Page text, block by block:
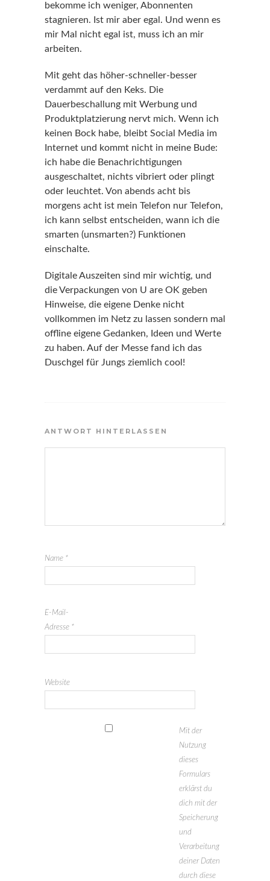
bekomme ich weniger, Abonnenten
stagnieren. Ist mir aber egal. Und wenn es
mir Mal nicht egal ist, muss ich an mir
arbeiten.
Mit geht das höher-schneller-besser
verdammt auf den Keks. Die
Dauerbeschallung mit Werbung und
Produktplatzierung nervt mich. Wenn ich
keinen Bock habe, bleibt Social Media im
Internet und kommt nicht in meine Bude:
ich habe die Benachrichtigungen
ausgeschaltet, nichts vibriert oder plingt
oder leuchtet. Von abends acht bis
morgens acht ist mein Telefon nur Telefon,
ich kann selbst entscheiden, wann ich die
smarten (unsmarten?) Funktionen
einschalte.
Digitale Auszeiten sind mir wichtig, und
die Verpackungen von U are OK geben
Hinweise, die eigene Denke nicht
vollkommen im Netz zu lassen sondern mal
offline eigene Gedanken, Ideen und Werte
zu haben. Auf der Messe fand ich das
Duschgel für Jungs ziemlich cool!
ANTWORT HINTERLASSEN
Name *
E-Mail-
Adresse *
Website
Mit der
Nutzung
dieses
Formulars
erklärst du
dich mit der
Speicherung
und
Verarbeitung
deiner Daten
durch diese